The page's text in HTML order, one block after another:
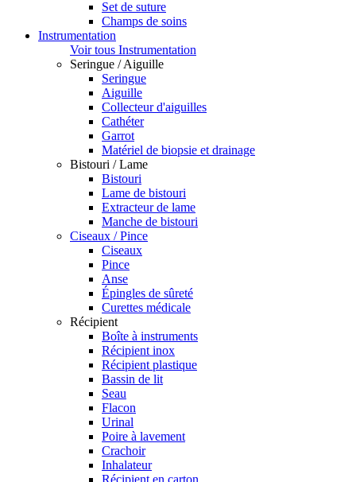
Set de suture
Champs de soins
Instrumentation
Voir tous Instrumentation
Seringue / Aiguille
Seringue
Aiguille
Collecteur d'aiguilles
Cathéter
Garrot
Matériel de biopsie et drainage
Bistouri / Lame
Bistouri
Lame de bistouri
Extracteur de lame
Manche de bistouri
Ciseaux / Pince
Ciseaux
Pince
Anse
Épingles de sûreté
Curettes médicale
Récipient
Boîte à instruments
Récipient inox
Récipient plastique
Bassin de lit
Seau
Flacon
Urinal
Poire à lavement
Crachoir
Inhalateur
Récipient en carton